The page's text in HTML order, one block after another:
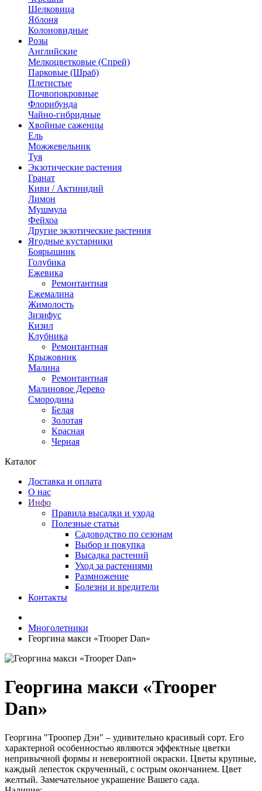
Шелковица
Яблоня
Колоновидные
Розы
Английские
Мелкоцветковые (Спрей)
Парковые (Шраб)
Плетистые
Почвопокровные
Флорибунда
Чайно-гибридные
Хвойные саженцы
Ель
Можжевельник
Туя
Экзотические растения
Гранат
Киви / Актинидий
Лимон
Мушмула
Фейхоа
Другие экзотические растения
Ягодные кустарники
Боярышник
Голубика
Ежевика
Ремонтантная
Ежемалина
Жимолость
Зизифус
Кизил
Клубника
Ремонтантная
Крыжовник
Малина
Ремонтантная
Малиновое Дерево
Смородина
Белая
Золотая
Красная
Черная
Каталог
Доставка и оплата
О нас
Инфо
Правила высадки и ухода
Полезные статьи
Садоводство по сезонам
Выбор и покупка
Высадка растений
Уход за растениями
Размножение
Болезни и вредители
Контакты
Многолетники
Георгина макси «Trooper Dan»
Георгина макси «Trooper
Dan»
Георгина "Троопер Дэн" – удивительно красивый сорт. Его
характерной особенностью являются эффектные цветки
непривычной формы и невероятной окраски. Цветы крупные,
каждый лепесток скрученный, с острым окончанием. Цвет
желтый. Замечательное украшение Вашего сада.